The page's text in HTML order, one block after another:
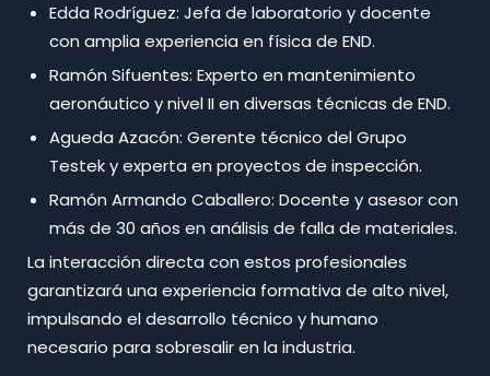
Edda Rodríguez: Jefa de laboratorio y docente
con amplia experiencia en física de END.
Ramón Sifuentes: Experto en mantenimiento
aeronáutico y nivel II en diversas técnicas de END.
Agueda Azacón: Gerente técnico del Grupo
Testek y experta en proyectos de inspección.
Ramón Armando Caballero: Docente y asesor con
más de 30 años en análisis de falla de materiales.​
La interacción directa con estos profesionales
garantizará una experiencia formativa de alto nivel,
impulsando el desarrollo técnico y humano
necesario para sobresalir en la industria.